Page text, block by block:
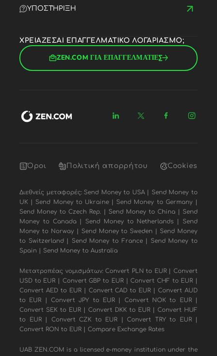
ΥΠΟΣΤΉΡΙΞΗ
ΧΡΕΙΑΖΕΣΑΙ ΕΠΑΓΓΕΛΜΑΤΙΚΟ ΛΟΓΑΡΙΑΣΜΟ;
ZEN.COM ΓΙΑ ΕΠΑΓΓΕΛΜΑΤΙΕΣ
Όροι Πολιτική απορρήτου Cookies
Διεθνείς μεταφορές: Send Money to USA| Send Money to
UK | Send Money to Ukraine| Send Money to Germany|
Send Money to Czech Rep.
| Send Money to China | Send
Money to Canada| Send Money to Netherlands | Send
Money to Norway| Send Money to Sweden | Send Money
to Switzerland| Send Money to France| Send Money to
Spain | Send Money to Australia
Μετατροπέας νομισμάτων: Convert PLN to EUR| Convert
USD to EUR | Convert GBP to EUR| Convert CHF to EUR |
Convert AED to EUR| Convert CAD to EUR | Convert AUD
to EUR | Convert JPY to EUR | Convert NOK to EUR|
Convert SEK to EUR | Convert DKK to EUR | Convert HUF
to EUR| Convert CZK to EUR | Convert TRY to EUR|
Convert RON to EUR | Compare Exchange Rates
UAB ZEN.COM is a licensed e-money institution under the